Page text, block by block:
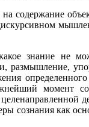
содержание
знание не
размышление,
определенного
момент
сознания как